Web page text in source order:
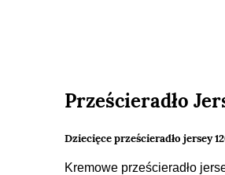
Prześcieradło
Dziecięce prześcieradło jersey
Kremowe prześcieradło